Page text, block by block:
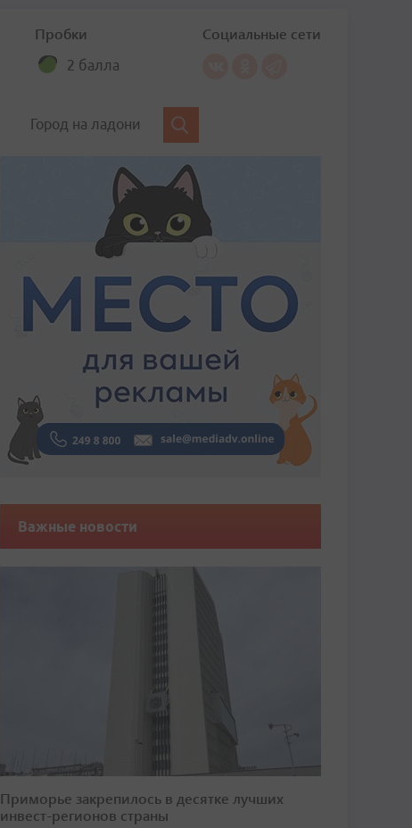
Пробки
2 балла
Социальные сети
Город на ладони
Важные новости
Приморье закрепилось в десятке лучших
инвест-регионов страны